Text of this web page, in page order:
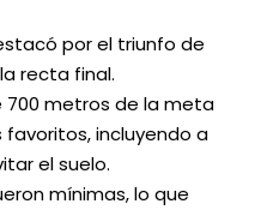
por el triunfo de
recta final.
700 metros de la meta
incluyendo a
el suelo.
mínimas, lo que